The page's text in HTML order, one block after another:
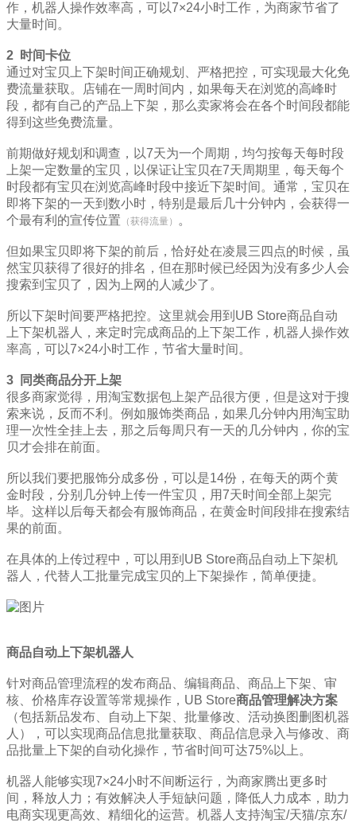
作，机器人操作效率高，可以7×24小时工作，为商家节省了
大量时间。
2 时间卡位
通过对宝贝上下架时间正确规划、严格把控，可实现最大化免
费流量获取。店铺在一周时间内，如果每天在浏览的高峰时
段，都有自己的产品上下架，那么卖家将会在各个时间段都能
得到这些免费流量。
前期做好规划和调查，以7天为一个周期，均匀按每天每时段
上架一定数量的宝贝，以保证让宝贝在7天周期里，每天每个
时段都有宝贝在浏览高峰时段中接近下架时间。通常，宝贝在
即将下架的一天到数小时，特别是最后几十分钟内，会获得一
个最有利的宣传位置 （获得流量） 。
但如果宝贝即将下架的前后，恰好处在凌晨三四点的时候，虽
然宝贝获得了很好的排名，但在那时候已经因为没有多少人会
搜索到宝贝了，因为上网的人减少了。
所以下架时间要严格把控。这里就会用到UB Store商品自动
上下架机器人，来定时完成商品的上下架工作，机器人操作效
率高，可以7×24小时工作，节省大量时间。
3
同类商品分开上架
很多商家觉得，用淘宝数据包上架产品很方便，但是这对于搜
索来说，反而不利。例如服饰类商品，如果几分钟内用淘宝助
理一次性全挂上去，那之后每周只有一天的几分钟内，你的宝
贝才会排在前面。
所以我们要把服饰分成多份，可以是14份，在每天的两个黄
金时段，分别几分钟上传一件宝贝，用7天时间全部上架完
毕。这样以后每天都会有服饰商品，在黄金时间段排在搜索结
果的前面。
在具体的上传过程中，可以用到UB Store商品自动上下架机
器人，代替人工批量完成宝贝的上下架操作，简单便捷。
商品自动上下架机器人
针对商品管理流程的发布商品、编辑商品、商品上下架、审
核、价格库存设置等常规操作，UB Store商品管理解决方案
（包括新品发布、自动上下架、批量修改、活动换图删图机器
人），可以实现商品信息批量获取、商品信息录入与修改、商
品批量上下架的自动化操作，节省时间可达75%以上。
机器人能够实现7×24小时不间断运行，为商家腾出更多时
间，释放人力；有效解决人手短缺问题，降低人力成本，助力
电商实现更高效、精细化的运营。机器人支持淘宝/天猫/京东/